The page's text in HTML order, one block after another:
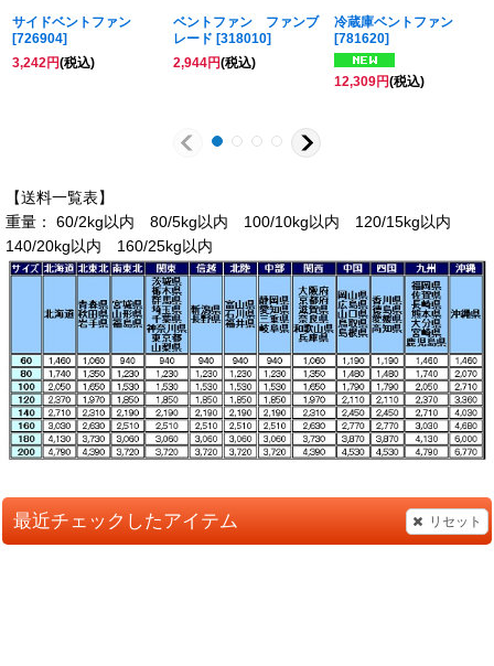
サイドベントファン
[726904]
3,242円(税込)
ベントファン ファンブ
レード [318010]
2,944円(税込)
冷蔵庫ベントファン
[781620]
12,309円(税込)
【送料一覧表】
重量： 60/2kg以内 80/5kg以内 100/10kg以内 120/15kg以内
140/20kg以内 160/25kg以内
最近チェックしたアイテム リセット